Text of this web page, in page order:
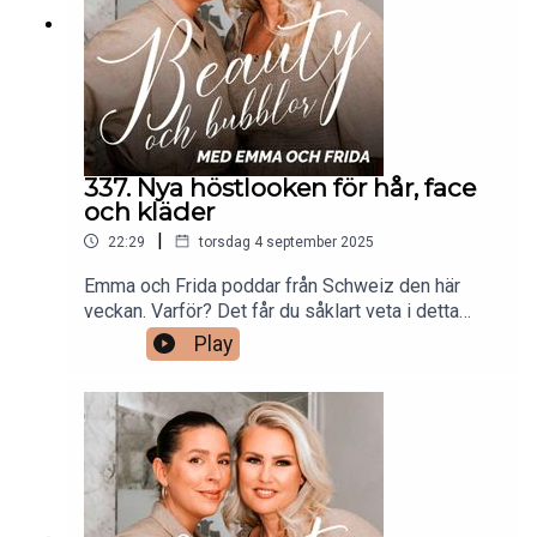
337. Nya höstlooken för hår, face
och kläder
22:29 | torsdag 4 september 2025
Emma och Frida poddar från Schweiz den här
veckan. Varför? Det får du såklart veta i detta
avsnitt. Men inte bara det! Eftersom det snart är
dags för ett nytt tjejnyår så pratar Frida och Emma
om vilka förändringar som de planerar att ta tag i,
med fokus på beauty. Bland annat så ska håret få
sig en retouch, garderoben ska gå i nya färger och
ansiktet ska få uppleva en ny look.Klipps av
Gabriella Lahti.
Play